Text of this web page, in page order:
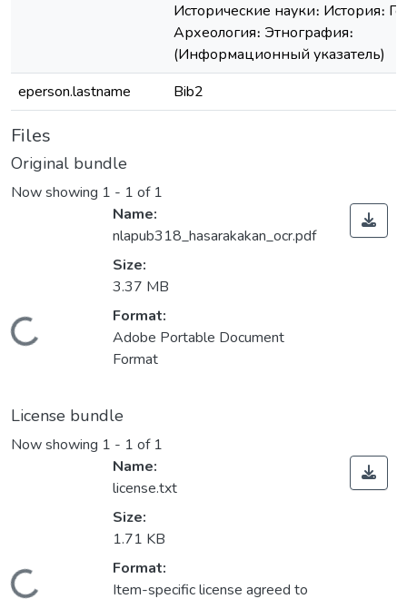
Исторические науки։ История։
Археология։ Этнография։
(Информационный указатель)
eperson.lastname
Bib2
Files
Original bundle
Now showing 1 - 1 of 1
Loading...
Name:
nlapub318_hasarakakan_ocr.pdf
Size:
3.37 MB
Format:
Adobe Portable Document
Format
License bundle
Now showing 1 - 1 of 1
Name:
license.txt
Size:
1.71 KB
Format:
Item-specific license agreed to